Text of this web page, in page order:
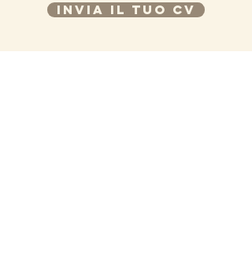
INVIA IL TUO CV